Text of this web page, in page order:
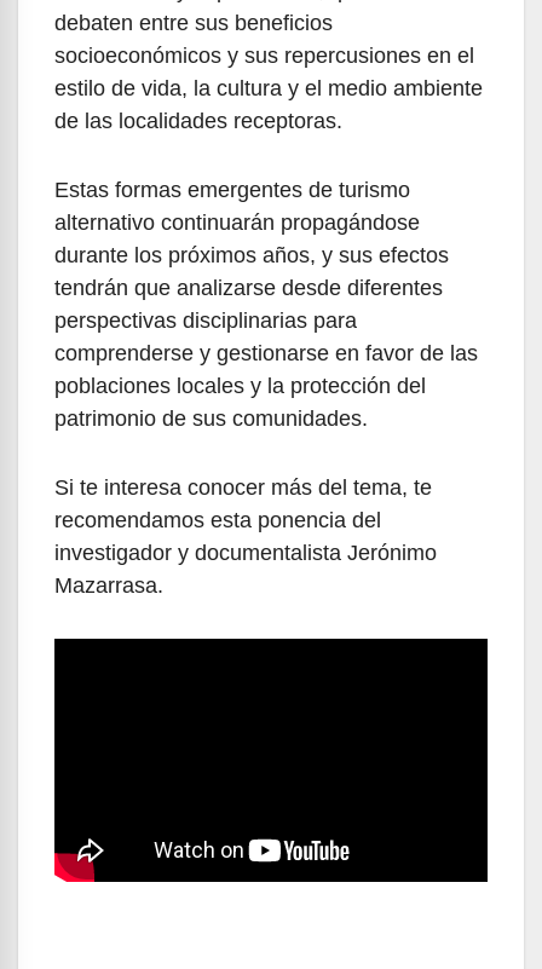
debaten entre sus beneficios
socioeconómicos y sus repercusiones en el
estilo de vida, la cultura y el medio ambiente
de las localidades receptoras.
Estas formas emergentes de turismo
alternativo continuarán propagándose
durante los próximos años, y sus efectos
tendrán que analizarse desde diferentes
perspectivas disciplinarias para
comprenderse y gestionarse en favor de las
poblaciones locales y la protección del
patrimonio de sus comunidades.
Si te interesa conocer más del tema, te
recomendamos esta ponencia del
investigador y documentalista Jerónimo
Mazarrasa.